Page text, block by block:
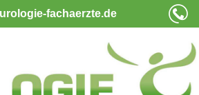
fachaerzte.de